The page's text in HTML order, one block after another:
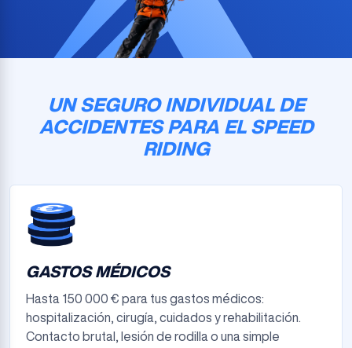
UN SEGURO INDIVIDUAL DE
ACCIDENTES PARA EL SPEED
RIDING
GASTOS MÉDICOS
Hasta 150 000 € para tus gastos médicos:
hospitalización, cirugía, cuidados y rehabilitación.
Contacto brutal, lesión de rodilla o una simple